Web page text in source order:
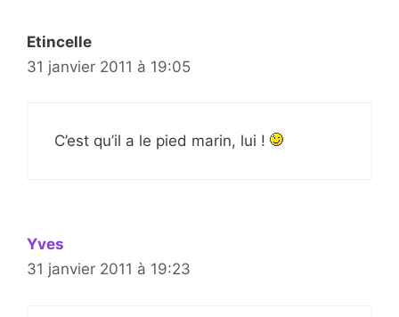
Etincelle
31 janvier 2011 à 19:05
C’est qu’il a le pied marin, lui !
Yves
31 janvier 2011 à 19:23